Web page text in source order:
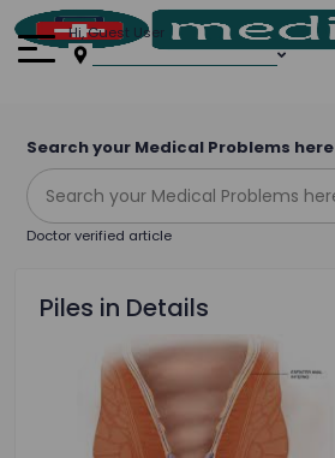
Hi, Guest User
Search your Medical Problems here
Doctor verified article
Piles in Details